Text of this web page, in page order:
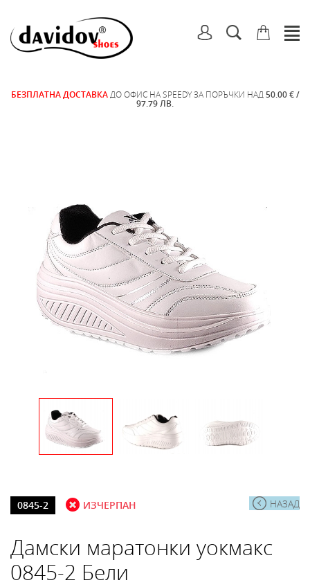
БЕЗПЛАТНА ДОСТАВКА ДО ОФИС НА SPEEDY ЗА ПОРЪЧКИ НАД 50.00 € /
97.79 ЛВ.
НАЗАД
0845-2 ИЗЧЕРПАН
Дамски маратонки уокмакс
0845-2 Бели